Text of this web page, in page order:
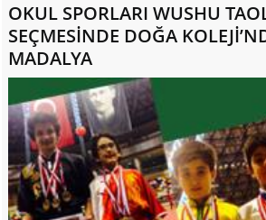
OKUL SPORLARI WUSHU
SEÇMESİNDE DOĞA
MADALYA